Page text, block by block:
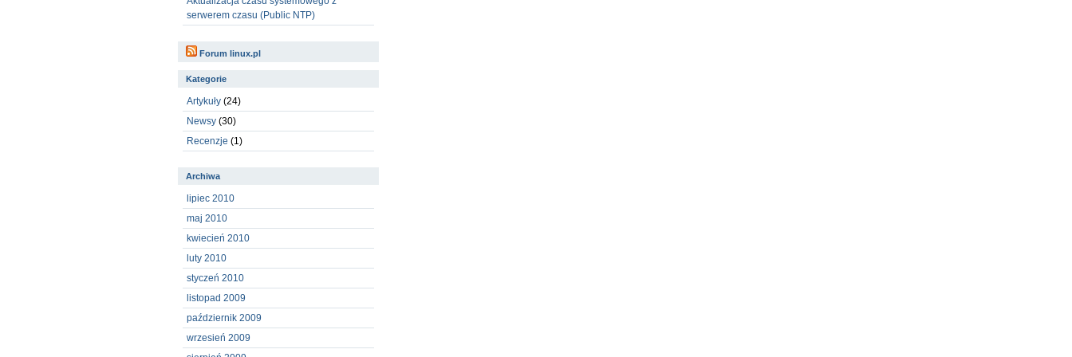
serwerem czasu (Public NTP)
Forum linux.pl
Kategorie
Artykuły (24)
Newsy (30)
Recenzje (1)
Archiwa
lipiec 2010
maj 2010
kwiecień 2010
luty 2010
styczeń 2010
listopad 2009
październik 2009
wrzesień 2009